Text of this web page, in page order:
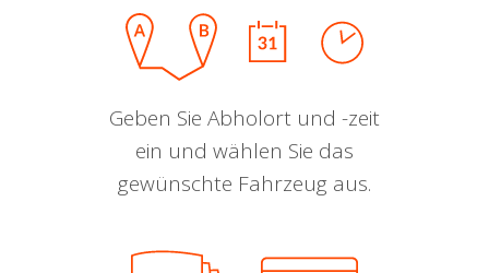
Geben Sie Abholort und -zeit
ein und wählen Sie das
gewünschte Fahrzeug aus.